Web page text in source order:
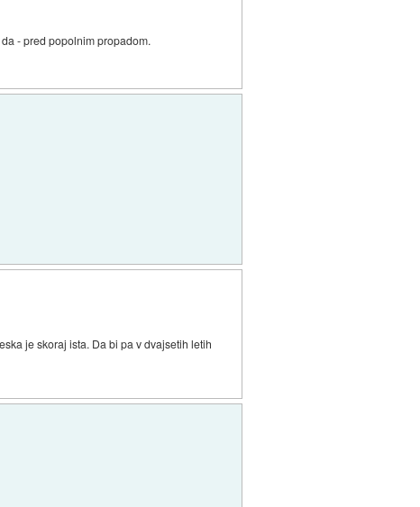
- pred popolnim propadom.
je skoraj ista. Da bi pa v dvajsetih letih